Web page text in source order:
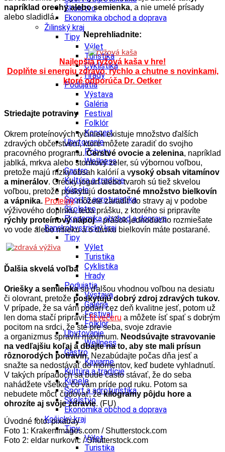
Školstvo
Ekonomika obchod a doprava
Žilinský kraj
Tipy
Výlet
Turistika
Cyklistika
Hrady
Podujatia
Výstava
Galéria
Festival
Folklór
Koncert
Ubytovanie
Pobyty
Wellness
Gastro
Kultúra a tradície
Kúpele
Šport a agroturistika
Školstvo
Ekonomika obchod a doprava
Banskobystrický kraj
Tipy
Výlet
Turistika
Cyklistika
Hrady
Podujatia
Výstava
Galéria
Festival
Folklór
Ubytovanie
Wellness
Gastro
Kaviarne
Kultúra a tradície
Kúpele
Šport a agroturistika
Školstvo
Ekonomika obchod a doprava
Košický kraj
Tipy
Výlet
Turistika
napríklad orechy alebo semienka, a nie umelé prísady
alebo sladidlá.
Neprehliadnite:
Najlepšia ryžová kaša v hre!
Doplňte si energiu zdravo, rýchlo a chutne s novinkami,
ktoré odporúča Dr. Oetker
Striedajte potraviny
Okrem proteínových tyčiniek existuje množstvo ďalších
zdravých občerstvení, ktoré môžete zaradiť do svojho
pracovného programu.Čerstvé ovocie a zelenina, napríklad
jablká, mrkva alebo stonkový zeler, sú výbornou voľbou,
pretože majú nízky obsah kalórií a vysoký obsah vitamínov
a minerálov. Grécky jogurt alebo tvaroh sú tiež skvelou
voľbou, pretože poskytujú dostatočné množstvo bielkovín
a vápnika. Proteínymôžete zaradiť do stravy aj v podobe
výživového doplnku, teda prášku, z ktorého si pripravíte
rýchly proteínový nápoj– prášok jednoducho rozmiešate
vo vode alebo mlieku a o dávku bielkovín máte postarané.
Ďalšia skvelá voľba
Oriešky a semienkasú ďalšou vhodnou voľbou na desiatu
či olovrant, pretože poskytujú dobrý zdroj zdravých tukov.
V prípade, že sa vám podarí cez deň kvalitne jesť, potom už
len doma stačí pripraviťfit večeru a môžete ísť spať s dobrým
pocitom na srdci, že ste pre seba, svoje zdravie
a organizmus spravili maximum. Neodsúvajte stravovanie
na vedľajšiu koľaj a dbajte na to, aby ste mali prísun
rôznorodých potravín. Nezabúdajte počas dňa jesť a
snažte sa nedostávať do momentov, keď budete vyhladnutí.
V takých prípadoch sa bude často stávať, že do seba
nahádžete všetko, čo vám príde pod ruku. Potom sa
nebudete môcť čudovať, žekilogramy pôjdu hore a
ohrozíte aj svoje zdravie. (FU)
Úvodné foto: pixabay
Foto 1: Krakenimages.com / Shutterstock.com
Foto 2: eldar nurkovic / Shutterstock.com